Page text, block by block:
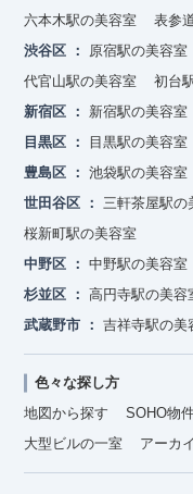
六本木駅の美容室
表参
渋谷区
原宿駅の美容室
代官山駅の美容室
初台
新宿区
新宿駅の美容室
目黒区
目黒駅の美容室
豊島区
池袋駅の美容室
世田谷区
三軒茶屋駅の
桜新町駅の美容室
中野区
中野駅の美容室
杉並区
高円寺駅の美容
武蔵野市
吉祥寺駅の美
色々な探し方
地図から探す
SOHO物
大型ビルの一室
アーカ